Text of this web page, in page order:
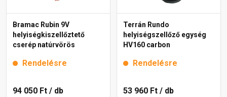
Bramac Rubin 9V
helyiségkiszellőztető
cserép natúrvörös
Rendelésre
94 050 Ft / db
Terrán Rundo
helyiségszellőző egység
HV160 carbon
Rendelésre
53 960 Ft / db